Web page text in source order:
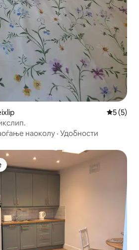
5 (5)
наоколу · Удобности